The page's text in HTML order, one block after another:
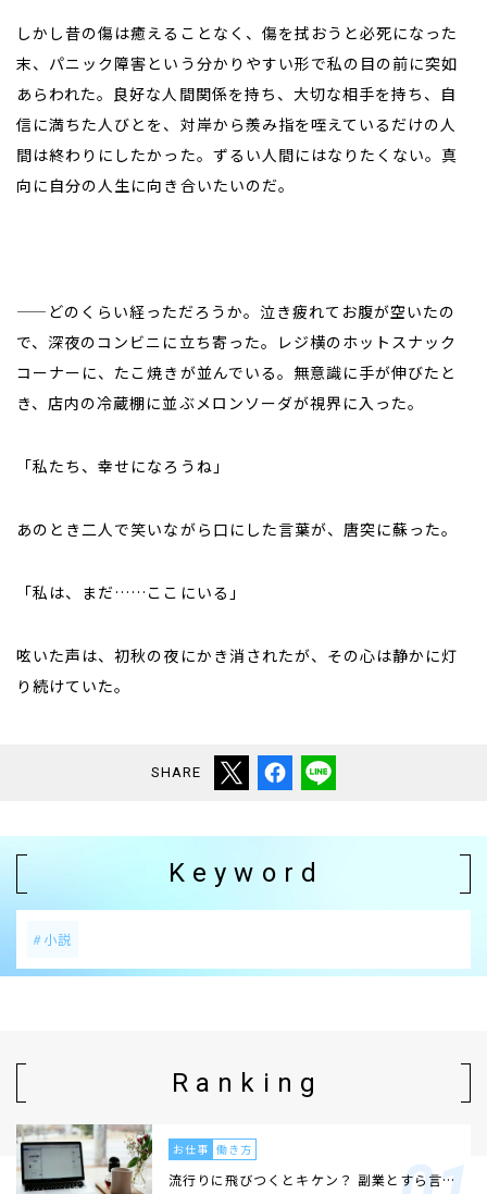
しかし昔の傷は癒えることなく、傷を拭おうと必死になった
末、パニック障害という分かりやすい形で私の目の前に突如
あらわれた。良好な人間関係を持ち、大切な相手を持ち、自
信に満ちた人びとを、対岸から羨み指を咥えているだけの人
間は終わりにしたかった。ずるい人間にはなりたくない。真
向に自分の人生に向き合いたいのだ。
——どのくらい経っただろうか。泣き疲れてお腹が空いたの
で、深夜のコンビニに立ち寄った。レジ横のホットスナック
コーナーに、たこ焼きが並んでいる。無意識に手が伸びたと
き、店内の冷蔵棚に並ぶメロンソーダが視界に入った。
「私たち、幸せになろうね」
あのとき二人で笑いながら口にした言葉が、唐突に蘇った。
「私は、まだ……ここにいる」
呟いた声は、初秋の夜にかき消されたが、その心は静かに灯
り続けていた。
SHARE
Keyword
小説
Ranking
お仕事 働き方
流行りに飛びつくとキケン？ 副業とすら言…